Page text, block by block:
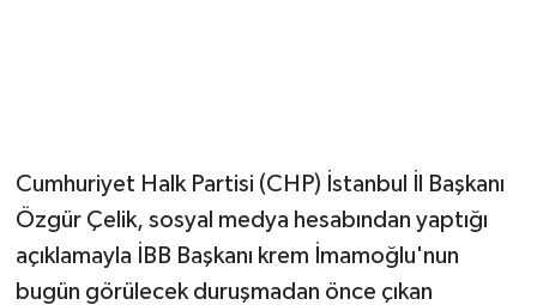
Cumhuriyet Halk Partisi (CHP) İstanbul İl Başkanı
Özgür Çelik, sosyal medya hesabından yaptığı
açıklamayla İBB Başkanı krem İmamoğlu'nun
bugün görülecek duruşmadan önce çıkan